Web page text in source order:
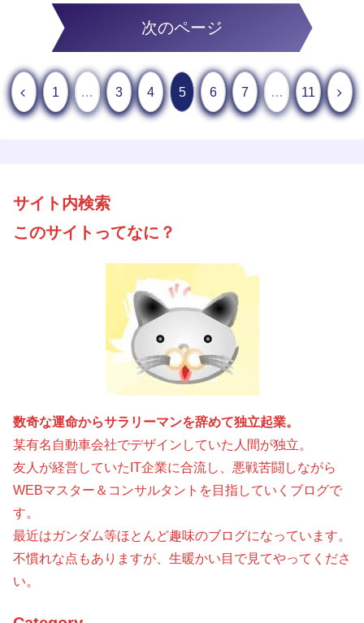
次のページ
1 … 3 4 5 6 7 … 11
サイト内検索
このサイトってなに？
数奇な運命からサラリーマンを辞めて独立起業。
某有名自動車会社でデザインしていた人間が独立。
友人が経営していたIT企業に合流し、悪戦苦闘しながら
WEBマスター＆コンサルタントを目指していくブログで
す。
最近はガンダム等ほとんど趣味のブログになっています。
不慣れな点もありますが、生暖かい目で見てやってくださ
い。